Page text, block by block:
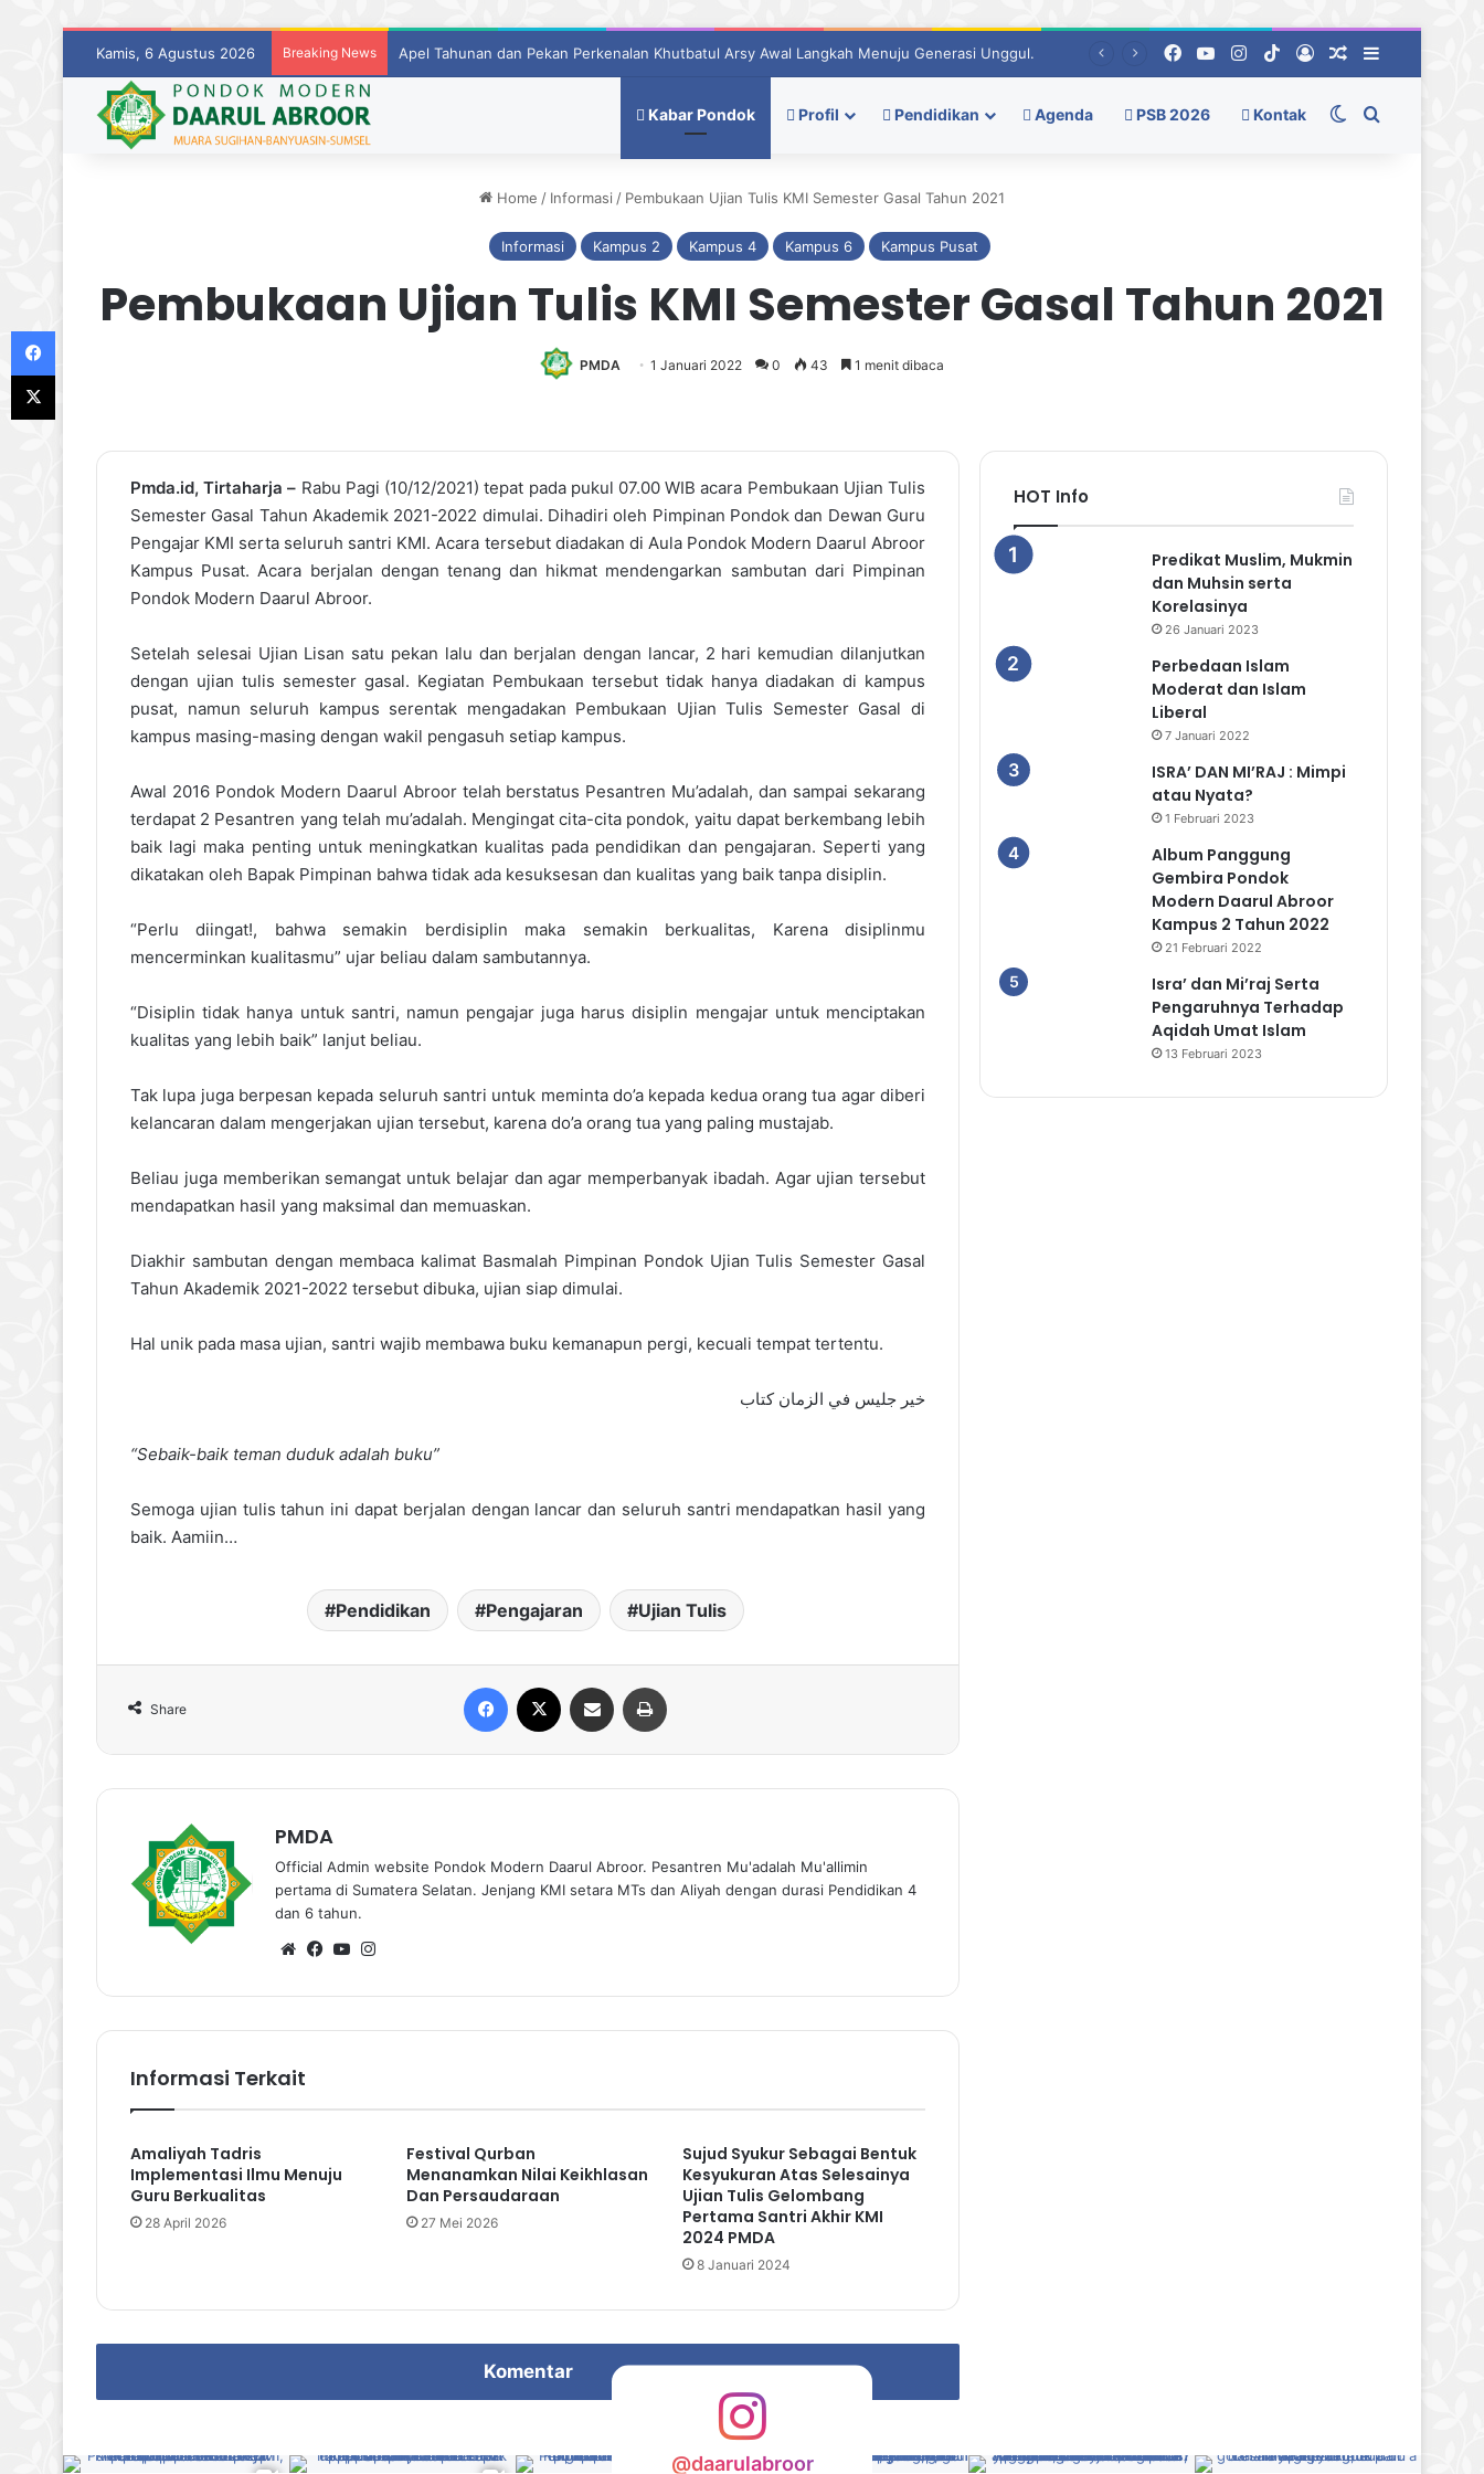
Kamis, 6 Agustus 2026 Breaking News Mengawali Langkah Baru Dengan Evaluasi Dan Semangat Berprestasi FacebookYouTubeInstagram
TikTokLog InRandom Berita
Kabar Pondok Profil Pendidikan Agenda PSB 2026 Kontak Switch skin
Pencarian
Home / Informasi / Pembukaan Ujian Tulis KMI Semester Gasal Tahun 2021
Informasi Kampus 2 Kampus 4 Kampus 6 Kampus Pusat
Pembukaan Ujian Tulis KMI Semester Gasal Tahun 2021
PMDA 1 Januari 2022 0 43 1 menit dibaca
Pmda.id, Tirtaharja – Rabu Pagi (10/12/2021) tepat pada pukul 07.00 WIB acara Pembukaan Ujian Tulis
Semester Gasal Tahun Akademik 2021-2022 dimulai. Dihadiri oleh Pimpinan Pondok dan Dewan Guru
Pengajar KMI serta seluruh santri KMI. Acara tersebut diadakan di Aula Pondok Modern Daarul Abroor
Kampus Pusat. Acara berjalan dengan tenang dan hikmat mendengarkan sambutan dari Pimpinan
Pondok Modern Daarul Abroor.
Setelah selesai Ujian Lisan satu pekan lalu dan berjalan dengan lancar, 2 hari kemudian dilanjutkan
dengan ujian tulis semester gasal. Kegiatan Pembukaan tersebut tidak hanya diadakan di kampus
pusat, namun seluruh kampus serentak mengadakan Pembukaan Ujian Tulis Semester Gasal di
kampus masing-masing dengan wakil pengasuh setiap kampus.
Awal 2016 Pondok Modern Daarul Abroor telah berstatus Pesantren Mu’adalah, dan sampai sekarang
terdapat 2 Pesantren yang telah mu’adalah. Mengingat cita-cita pondok, yaitu dapat berkembang lebih
baik lagi maka penting untuk meningkatkan kualitas pada pendidikan dan pengajaran. Seperti yang
dikatakan oleh Bapak Pimpinan bahwa tidak ada kesuksesan dan kualitas yang baik tanpa disiplin.
“Perlu diingat!, bahwa semakin berdisiplin maka semakin berkualitas, Karena disiplinmu
mencerminkan kualitasmu” ujar beliau dalam sambutannya.
“Disiplin tidak hanya untuk santri, namun pengajar juga harus disiplin mengajar untuk menciptakan
kualitas yang lebih baik” lanjut beliau.
Tak lupa juga berpesan kepada seluruh santri untuk meminta do’a kepada kedua orang tua agar diberi
kelancaran dalam mengerjakan ujian tersebut, karena do’a orang tua yang paling mustajab.
Beliau juga memberikan semangat untuk belajar dan agar memperbanyak ibadah. Agar ujian tersebut
mendapatkan hasil yang maksimal dan memuaskan.
Diakhir sambutan dengan membaca kalimat Basmalah Pimpinan Pondok Ujian Tulis Semester Gasal
Tahun Akademik 2021-2022 tersebut dibuka, ujian siap dimulai.
Hal unik pada masa ujian, santri wajib membawa buku kemanapun pergi, kecuali tempat tertentu.
خير جليس في الزمان كتاب
“Sebaik-baik teman duduk adalah buku”
Semoga ujian tulis tahun ini dapat berjalan dengan lancar dan seluruh santri mendapatkan hasil yang
baik. Aamiin…
Pendidikan Pengajaran Ujian Tulis
Share
PMDA
Official Admin website Pondok Modern Daarul Abroor. Pesantren Mu'adalah Mu'allimin
pertama di Sumatera Selatan. Jenjang KMI setara MTs dan Aliyah dengan durasi Pendidikan 4
dan 6 tahun.
We
te
Fa
bo
ok
Yo
ub
e
ra
m
Informasi Terkait
Amaliyah Tadris
Implementasi Ilmu Menuju
Guru Berkualitas
28 April 2026
Festival Qurban
Menanamkan Nilai Keikhlasan
Dan Persaudaraan
27 Mei 2026
Sujud Syukur Sebagai Bentuk
Kesyukuran Atas Selesainya
Ujian Tulis Gelombang
Pertama Santri Akhir KMI
2024 PMDA
8 Januari 2024
Komentar
HOT Info
Predikat Muslim, Mukmin
dan Muhsin serta
Korelasinya
26 Januari 2023
Perbedaan Islam
Moderat dan Islam
Liberal
7 Januari 2022
ISRA’ DAN MI’RAJ : Mimpi
atau Nyata?
1 Februari 2023
Album Panggung
Gembira Pondok
Modern Daarul Abroor
Kampus 2 Tahun 2022
21 Februari 2022
Isra’ dan Mi’raj Serta
Pengaruhnya Terhadap
Aqidah Umat Islam
13 Februari 2023
@daarulabroor